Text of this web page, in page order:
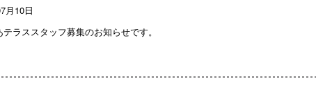
月10日
テラススタッフ募集のお知らせです。